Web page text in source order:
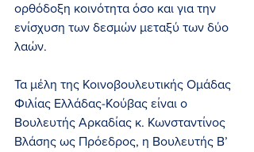
ορθόδοξη κοινότητα όσο και για την
ενίσχυση των δεσμών μεταξύ των δύο
λαών.
Τα μέλη της Κοινοβουλευτικής Ομάδας
Φιλίας Ελλάδας-Κούβας είναι ο
Βουλευτής Αρκαδίας κ. Κωνσταντίνος
Βλάσης ως Πρόεδρος, η Βουλευτής Β’